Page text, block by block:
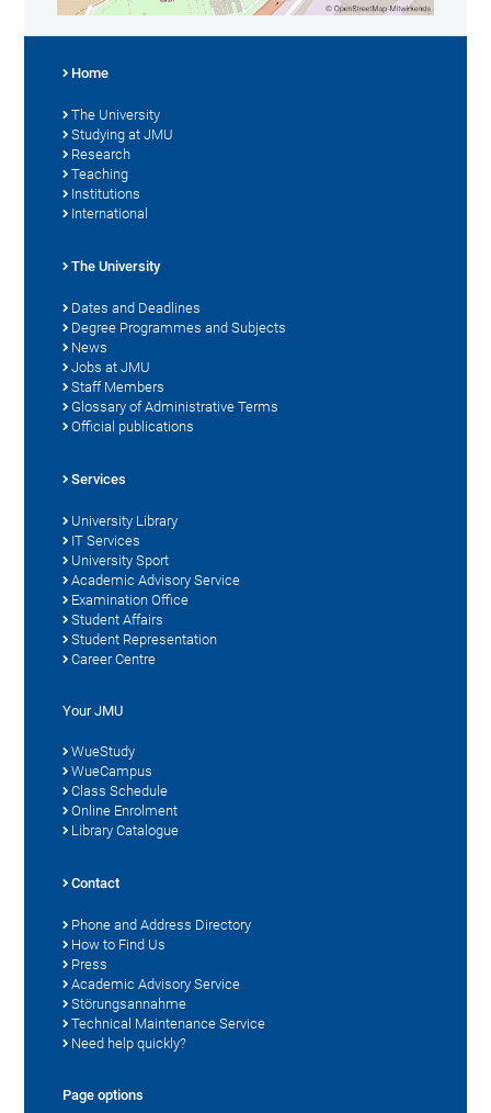
Home
The University
Studying at JMU
Research
Teaching
Institutions
International
The University
Dates and Deadlines
Degree Programmes and Subjects
News
Jobs at JMU
Staff Members
Glossary of Administrative Terms
Official publications
Services
University Library
IT Services
University Sport
Academic Advisory Service
Examination Office
Student Affairs
Student Representation
Career Centre
Your JMU
WueStudy
WueCampus
Class Schedule
Online Enrolment
Library Catalogue
Contact
Phone and Address Directory
How to Find Us
Press
Academic Advisory Service
Störungsannahme
Technical Maintenance Service
Need help quickly?
Page options